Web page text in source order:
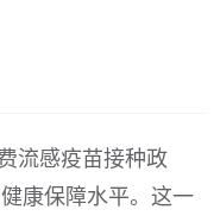
流感疫苗接种政
康保障水平。这一